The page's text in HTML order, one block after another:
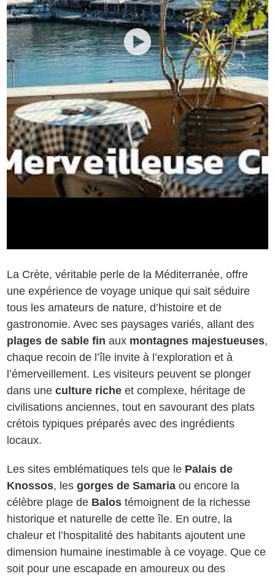
La Crète, véritable perle de la Méditerranée, offre
une expérience de voyage unique qui sait séduire
tous les amateurs de nature, d’histoire et de
gastronomie. Avec ses paysages variés, allant des
plages de sable fin aux montagnes majestueuses,
chaque recoin de l’île invite à l’exploration et à
l’émerveillement. Les visiteurs peuvent se plonger
dans uneculture riche et complexe, héritage de
civilisations anciennes, tout en savourant des plats
crétois typiques préparés avec des ingrédients
locaux.
Les sites emblématiques tels que le Palais de
Knossos, lesgorges de Samaria ou encore la
célèbre plage de Balos témoignent de la richesse
historique et naturelle de cette île. En outre, la
chaleur et l’hospitalité des habitants ajoutent une
dimension humaine inestimable à ce voyage. Que ce
soit pour une escapade en amoureux ou des